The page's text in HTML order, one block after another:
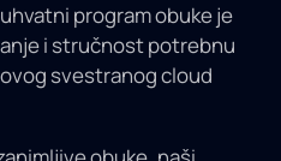
program obuke je
i stručnost potrebnu
svestranog cloud